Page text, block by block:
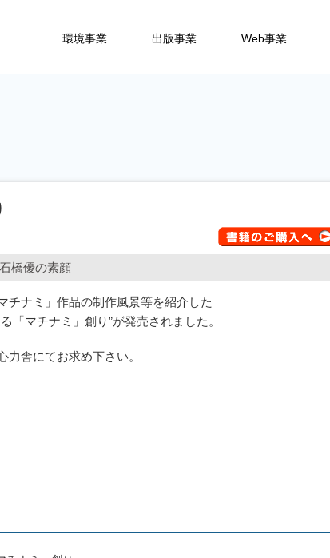
環境事業 出版事業 Web事業
橋優の素顔
チナミ」作品の制作風景等を紹介した
「マチナミ」創り”が発売されました。
力舎にてお求め下さい。